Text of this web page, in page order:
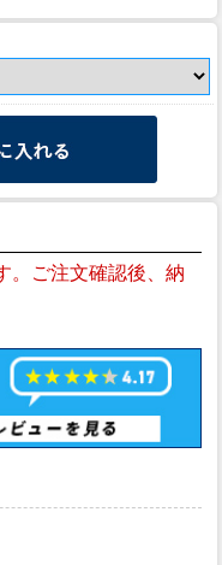
。ご注文確認後、納